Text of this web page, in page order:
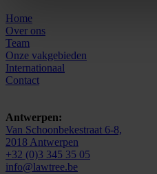
Home
Over ons
Team
Onze vakgebieden
Internationaal
Contact
Antwerpen:
Van Schoonbekestraat 6-8,
2018 Antwerpen
+32 (0)3 345 35 05
info@lawtree.be